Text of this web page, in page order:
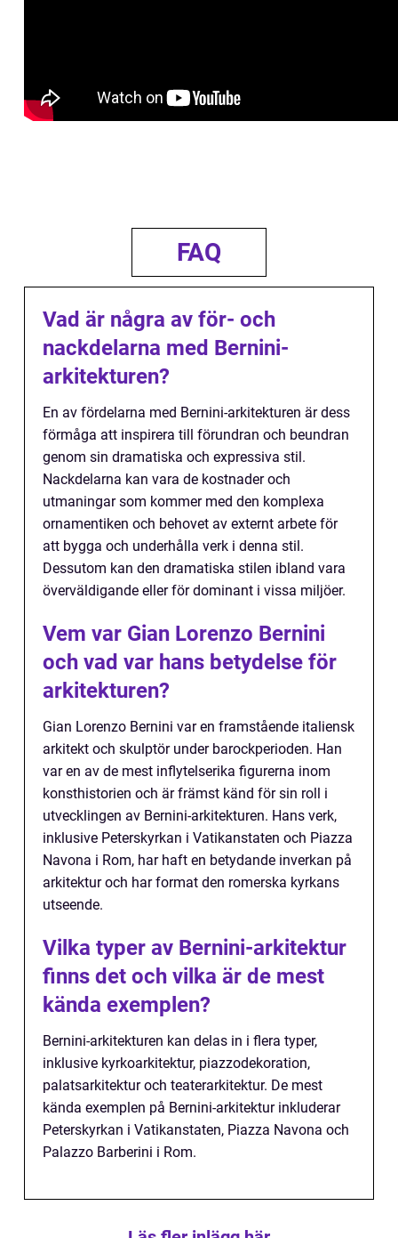
FAQ
Vad är några av för- och
nackdelarna med Bernini-
arkitekturen?
En av fördelarna med Bernini-arkitekturen är dess
förmåga att inspirera till förundran och beundran
genom sin dramatiska och expressiva stil.
Nackdelarna kan vara de kostnader och
utmaningar som kommer med den komplexa
ornamentiken och behovet av externt arbete för
att bygga och underhålla verk i denna stil.
Dessutom kan den dramatiska stilen ibland vara
överväldigande eller för dominant i vissa miljöer.
Vem var Gian Lorenzo Bernini
och vad var hans betydelse för
arkitekturen?
Gian Lorenzo Bernini var en framstående italiensk
arkitekt och skulptör under barockperioden. Han
var en av de mest inflytelserika figurerna inom
konsthistorien och är främst känd för sin roll i
utvecklingen av Bernini-arkitekturen. Hans verk,
inklusive Peterskyrkan i Vatikanstaten och Piazza
Navona i Rom, har haft en betydande inverkan på
arkitektur och har format den romerska kyrkans
utseende.
Vilka typer av Bernini-arkitektur
finns det och vilka är de mest
kända exemplen?
Bernini-arkitekturen kan delas in i flera typer,
inklusive kyrkoarkitektur, piazzodekoration,
palatsarkitektur och teaterarkitektur. De mest
kända exemplen på Bernini-arkitektur inkluderar
Peterskyrkan i Vatikanstaten, Piazza Navona och
Palazzo Barberini i Rom.